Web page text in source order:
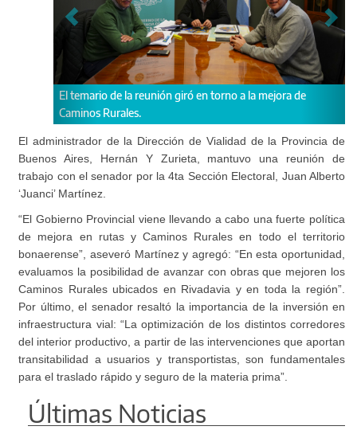
de la reunión giró en torno a la mejora de
Conversaron
El administrador de la Dirección de Vialidad de la Provincia de
Buenos Aires, Hernán Y Zurieta, mantuvo una reunión de
trabajo con el senador por la 4ta Sección Electoral, Juan Alberto
‘Juanci’ Martínez.
“El Gobierno Provincial viene llevando a cabo una fuerte política
de mejora en rutas y Caminos Rurales en todo el territorio
bonaerense”, aseveró Martínez y agregó: “En esta oportunidad,
evaluamos la posibilidad de avanzar con obras que mejoren los
Caminos Rurales ubicados en Rivadavia y en toda la región”.
Por último, el senador resaltó la importancia de la inversión en
infraestructura vial: “La optimización de los distintos corredores
del interior productivo, a partir de las intervenciones que aportan
transitabilidad a usuarios y transportistas, son fundamentales
para el traslado rápido y seguro de la materia prima”.
Últimas Noticias